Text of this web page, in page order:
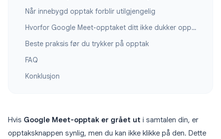
Når innebygd opptak forblir utilgjengelig
Hvorfor Google Meet-opptaket ditt ikke dukker opp senere
Beste praksis før du trykker på opptak
FAQ
Konklusjon
Hvis Google Meet-opptak er grået ut i samtalen din, er
opptaksknappen synlig, men du kan ikke klikke på den. Dette